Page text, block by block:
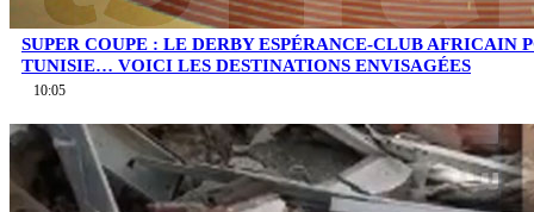
SUPER COUPE : LE DERBY ESPÉRANCE-CLUB AFRICAIN
TUNISIE… VOICI LES DESTINATIONS ENVISAGÉES
10:05